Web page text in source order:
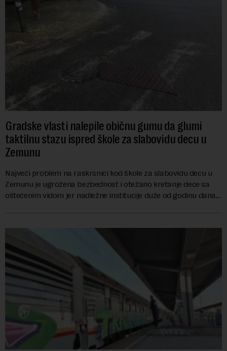
Gradske vlasti nalepile običnu gumu da glumi
taktilnu stazu ispred škole za slabovidu decu u
Zemunu
Najveći problem na raskrsnici kod škole za slabovidu decu u
Zemunu je ugrožena bezbednost i otežano kretanje dece sa
oštećenim vidom jer nadležne institucije duže od godinu dana